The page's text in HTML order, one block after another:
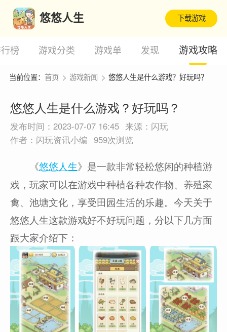
悠悠人生 下载游戏
榜 游戏分类 游戏单 发现 游戏攻略
当前位置： 首页 游戏新闻 悠悠人生是什么游戏？好玩吗？
悠悠人生是什么游戏？好玩吗？
发布时间：2023-07-07 16:45 来源：闪玩
作者：闪玩资讯小编 959次浏览
《悠悠人生》是一款非常轻松悠闲的种植游
戏，玩家可以在游戏中种植各种农作物、养殖家
禽、池塘文化，享受田园生活的乐趣。今天关于
悠悠人生这款游戏好不好玩问题，分以下几方面
跟大家介绍下：